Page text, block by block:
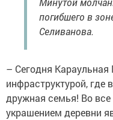
погибшего в
Селиванова.
– Сегодня Караульная
инфраструктурой, где
дружная семья! Во
украшением деревни